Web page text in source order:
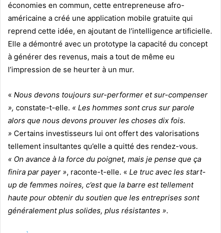
économies en commun, cette entrepreneuse afro-
américaine a créé une application mobile gratuite qui
reprend cette idée, en ajoutant de l’intelligence artificielle.
Elle a démontré avec un prototype la capacité du concept
à générer des revenus, mais a tout de même eu
l’impression de se heurter à un mur.
« Nous devons toujours sur-performer et sur-compenser
», constate-t-elle. « Les hommes sont crus sur parole
alors que nous devons prouver les choses dix fois.
» Certains investisseurs lui ont offert des valorisations
tellement insultantes qu’elle a quitté des rendez-vous.
« On avance à la force du poignet, mais je pense que ça
finira par payer », raconte-t-elle. « Le truc avec les start-
up de femmes noires, c’est que la barre est tellement
haute pour obtenir du soutien que les entreprises sont
généralement plus solides, plus résistantes ».